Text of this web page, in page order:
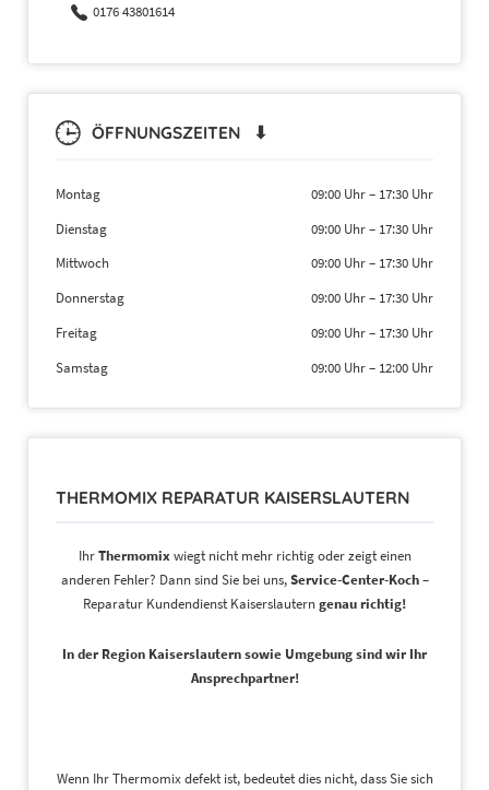
0176 43801614
ÖFFNUNGSZEITEN ⬇
Montag 09:00 Uhr– 17:30 Uhr
Dienstag
09:00 Uhr– 17:30 Uhr
Mittwoch
09:00 Uhr– 17:30 Uhr
Donnerstag
09:00 Uhr– 17:30 Uhr
Freitag
09:00 Uhr– 17:30 Uhr
Samstag
09:00 Uhr– 12:00 Uhr
THERMOMIX REPARATUR KAISERSLAUTERN
IhrThermomixwiegt nicht mehr richtig oder zeigt einen
anderen Fehler? Dann sind Sie bei uns,Service-Center-Koch–
Reparatur Kundendienst Kaiserslauterngenau richtig!
In der Region Kaiserslautern sowie Umgebung sind wir Ihr
Ansprechpartner!
Wenn Ihr Thermomix defekt ist, bedeutet dies nicht, dass Sie sich